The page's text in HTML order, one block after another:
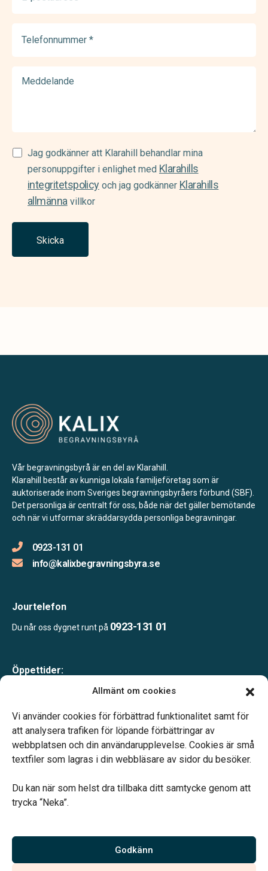
Allmänt om cookies
Vi använder cookies för förbättrad funktionalitet samt för
att analysera trafiken för löpande förbättringar av
webbplatsen och din användarupplevelse. Cookies är små
textfiler som lagras i din webbläsare av sidor du besöker.
Du kan när som helst dra tillbaka ditt samtycke genom att
trycka “Neka”.
Godkänn
(Required)
Samtycke
(Required)
Jag godkänner att Klarahill behandlar mina
personuppgifter i enlighet med Klarahills
integritetspolicyoch jag godkänner Klarahills
allmännavillkor
Skicka
Vår begravningsbyrå är en del av Klarahill.
Klarahill består av kunniga lokala familjeföretag som är
auktoriserade inom Sveriges begravningsbyråers förbund (SBF).
Det personliga är centralt för oss, både när det gäller bemötande
och när vi utformar skräddarsydda personliga begravningar.
0923-131 01
info@kalixbegravningsbyra.se
Jourtelefon
Du når oss dygnet runt på 0923-131 01
Öppettider:
Måndag-fredag 10.00-16.00
Telefonjour dygnet runt.
Vårt systerbolag Verahill hjälper dig med familjejuridiken –
Vi är auktoriserade av Sveriges Begravningsbyråers Förbund och